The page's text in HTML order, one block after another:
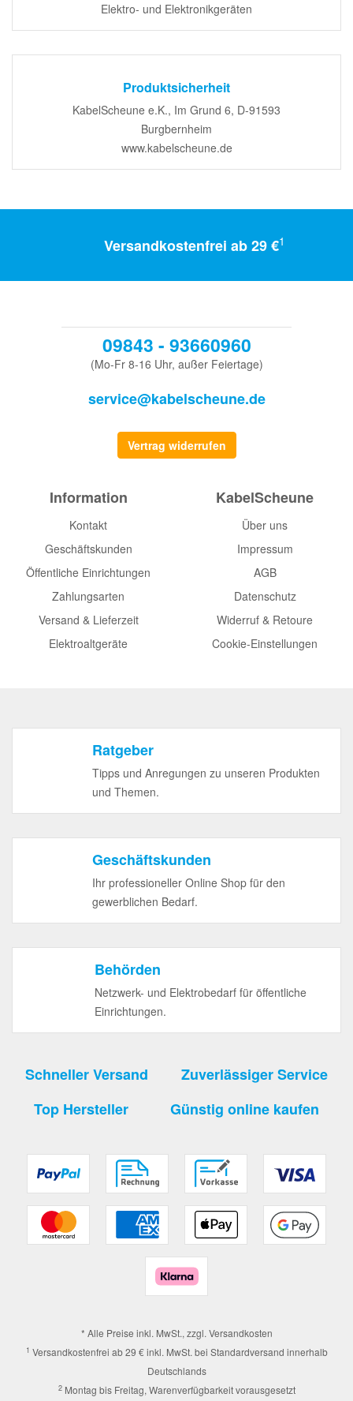
Elektro- und Elektronikgeräten
Produktsicherheit
KabelScheune e.K., Im Grund 6, D-91593
Burgbernheim
www.kabelscheune.de
Versandkostenfrei ab 29 €1
09843 - 93660960
(Mo-Fr 8-16 Uhr, außer Feiertage)
service@kabelscheune.de
Vertrag widerrufen
Information
Kontakt
Geschäftskunden
Öffentliche Einrichtungen
Zahlungsarten
Versand & Lieferzeit
Elektroaltgeräte
KabelScheune
Über uns
Impressum
AGB
Datenschutz
Widerruf & Retoure
Cookie-Einstellungen
Ratgeber
Tipps und Anregungen zu unseren Produkten
und Themen.
Geschäftskunden
Ihr professioneller Online Shop für den
gewerblichen Bedarf.
Behörden
Netzwerk- und Elektrobedarf für öffentliche
Einrichtungen.
Schneller Versand
Zuverlässiger Service
Top Hersteller
Günstig online kaufen
* Alle Preise inkl. MwSt., zzgl. Versandkosten
1 Versandkostenfrei ab 29 € inkl. MwSt. bei Standardversand innerhalb
Deutschlands
2Montag bis Freitag, Warenverfügbarkeit vorausgesetzt